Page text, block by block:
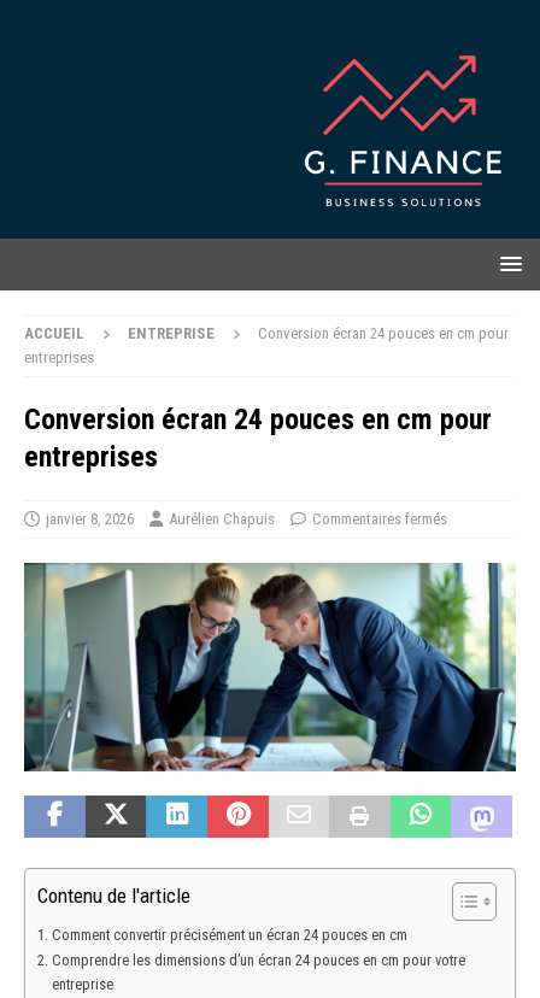
ACCUEIL ENTREPRISE
Conversion écran 24 pouces en cm pour
entreprises
Conversion écran 24 pouces en cm pour
entreprises
janvier 8, 2026 Aurélien Chapuis Commentaires fermés
Contenu de l'article
Comment convertir précisément un écran 24 pouces en cm
Comprendre les dimensions d’un écran 24 pouces en cm pour votre
entreprise